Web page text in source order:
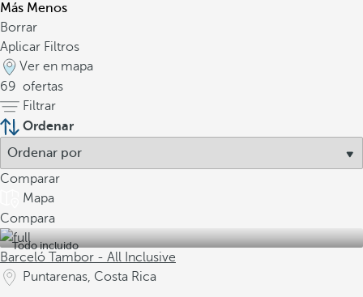
Más Menos
Borrar
Aplicar Filtros
Ver en mapa
69 ofertas
Filtrar
Ordenar
Comparar
Mapa
Compara
Todo incluido
Barceló Tambor - All Inclusive
Puntarenas, Costa Rica